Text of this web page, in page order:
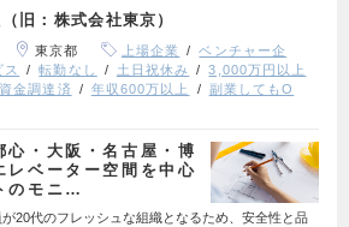
旧：株式会社東京）
東京都 上場企業
ベンチャー企
転勤なし 土日祝休み
3,000万円以上
金調達済 年収600万以上
副業してもO
心・大阪・名古屋・博
レベーター空間を中心
のモニ…
20代のフレッシュな組織となるため、安全性と品